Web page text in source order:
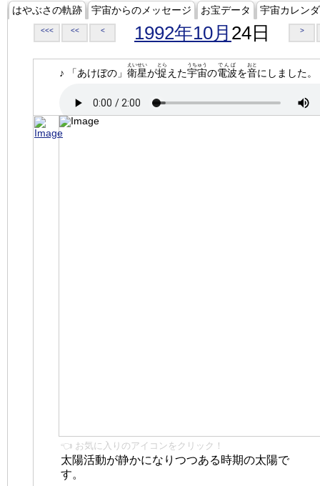
はやぶさの軌跡 宇宙からのメッセージ お宝データ 宇宙カレン
<<< << < 1992年10月 24日 >
♪ 「あけぼの」 衛星
えいせい
が捉
とら
えた宇宙
うちゅう
の電波
でんぱ
を音
おと
にしました。
👈 お気に入りのアイコンをクリック！
太陽活動が静かになりつつある時期の太陽で
す。